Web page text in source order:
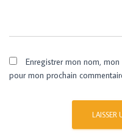
Enregistrer mon nom,
pour mon prochain